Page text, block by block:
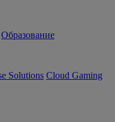
Образование
Solutions Cloud Gaming